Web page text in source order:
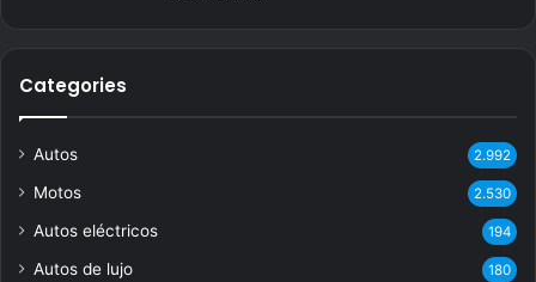
Categories
Autos 2.992
Motos 2.530
Autos eléctricos 194
Autos de lujo 180